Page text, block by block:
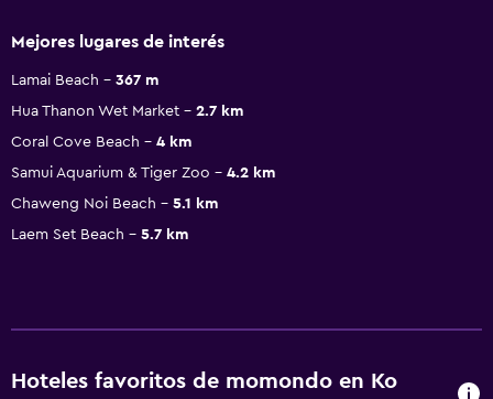
Mejores lugares de interés
Lamai Beach
367 m
Hua Thanon Wet Market
2.7 km
Coral Cove Beach
4 km
Samui Aquarium & Tiger Zoo
4.2 km
Chaweng Noi Beach
5.1 km
Laem Set Beach
5.7 km
Hoteles favoritos de momondo en Ko